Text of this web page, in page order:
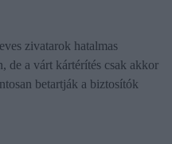
zivatarok hatalmas
de a várt kártérítés csak akkor
betartják a biztosítók